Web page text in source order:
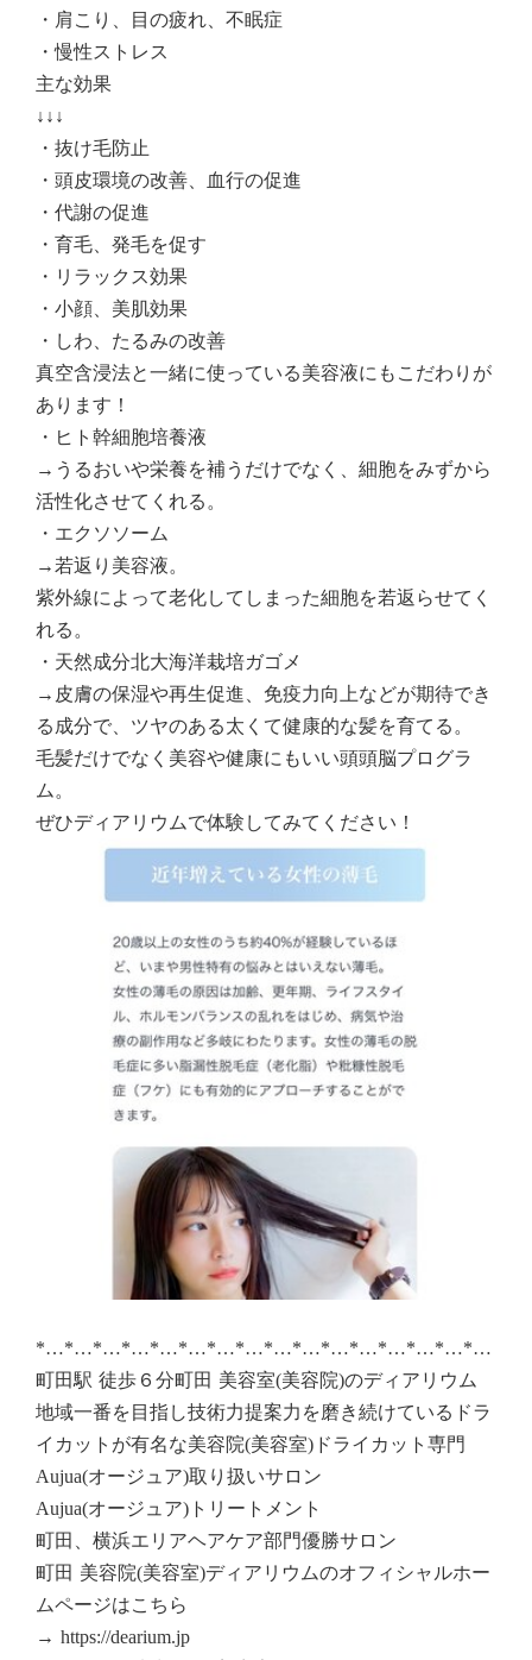
・肩こり、目の疲れ、不眠症
・慢性ストレス
主な効果
↓↓↓
・抜け毛防止
・頭皮環境の改善、血行の促進
・代謝の促進
・育毛、発毛を促す
・リラックス効果
・小顔、美肌効果
・しわ、たるみの改善
真空含浸法と一緒に使っている美容液にもこだわりが
あります！
・ヒト幹細胞培養液
→うるおいや栄養を補うだけでなく、細胞をみずから
活性化させてくれる。
・エクソソーム
→若返り美容液。
紫外線によって老化してしまった細胞を若返らせてく
れる。
・天然成分北大海洋栽培ガゴメ
→皮膚の保湿や再生促進、免疫力向上などが期待でき
る成分で、ツヤのある太くて健康的な髪を育てる。
毛髪だけでなく美容や健康にもいい頭頭脳プログラ
ム。
ぜひディアリウムで体験してみてください！
*…*…*…*…*…*…*…*…*…*…*…*…*…*…*…*…
町田駅 徒歩６分町田 美容室(美容院)のディアリウム
地域一番を目指し技術力提案力を磨き続けているドラ
イカットが有名な美容院(美容室)ドライカット専門
Aujua(オージュア)取り扱いサロン
Aujua(オージュア)トリートメント
町田、横浜エリアヘアケア部門優勝サロン
町田 美容院(美容室)ディアリウムのオフィシャルホー
ムページはこちら
→ https://dearium.jp